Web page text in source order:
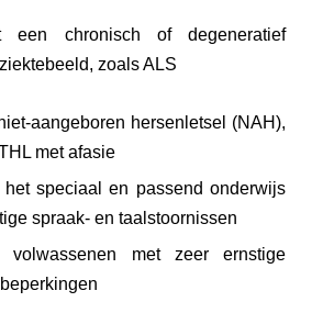
een chronisch of degeneratief
zoals ALS
aangeboren hersenletsel (NAH),
met afasie
het speciaal en passend onderwijs
spraak- en taalstoornissen
volwassenen met zeer ernstige